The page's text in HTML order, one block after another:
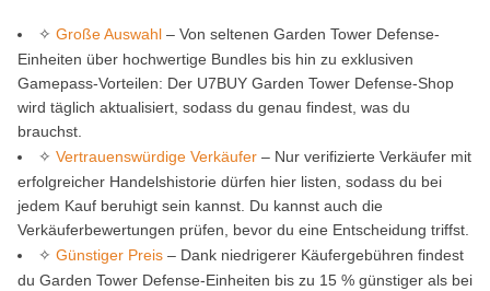
✧ Große Auswahl – Von seltenen Garden Tower Defense-
Einheiten über hochwertige Bundles bis hin zu exklusiven
Gamepass-Vorteilen: Der U7BUY Garden Tower Defense-Shop
wird täglich aktualisiert, sodass du genau findest, was du
brauchst.
✧ Vertrauenswürdige Verkäufer – Nur verifizierte Verkäufer mit
erfolgreicher Handelshistorie dürfen hier listen, sodass du bei
jedem Kauf beruhigt sein kannst. Du kannst auch die
Verkäuferbewertungen prüfen, bevor du eine Entscheidung triffst.
✧ Günstiger Preis – Dank niedrigerer Käufergebühren findest
du Garden Tower Defense-Einheiten bis zu 15 % günstiger als bei